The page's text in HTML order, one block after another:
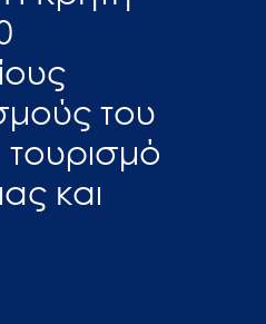
του
τουρισμό
και